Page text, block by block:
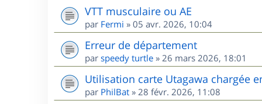
VTT musculaire ou AE
par Fermi » 05 avr. 2026, 10:04
Erreur de département
par speedy turtle » 26 mars 2026, 18:01
Utilisation carte Utagawa chargée
par PhilBat » 28 févr. 2026, 11:08